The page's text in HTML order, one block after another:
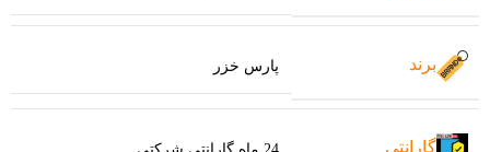
برند پارس خزر
گارانتی